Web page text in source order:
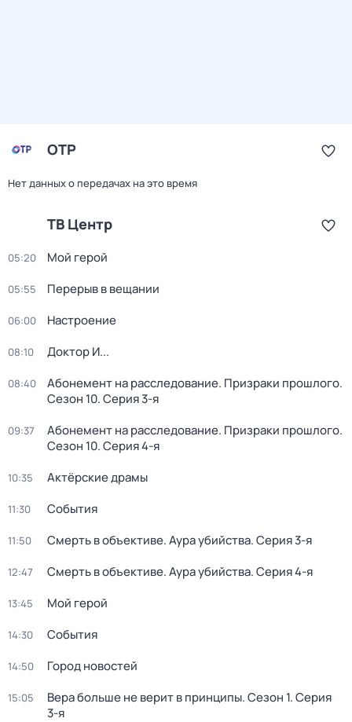
ОТР
Нет данных о передачах на это время
ТВ Центр
05:20 Мой герой
05:55 Перерыв в вещании
06:00 Настроение
08:10 Доктор И...
08:40 Абонемент на расследование. Призраки прошлого.
Сезон 10. Серия 3-я
09:37 Абонемент на расследование. Призраки прошлого.
Сезон 10. Серия 4-я
10:35 Актёрские драмы
11:30 События
11:50 Смерть в объективе. Аура убийства. Серия 3-я
12:47 Смерть в объективе. Аура убийства. Серия 4-я
13:45 Мой герой
14:30 События
14:50 Город новостей
15:05 Вера больше не верит в принципы. Сезон 1. Серия
3-я